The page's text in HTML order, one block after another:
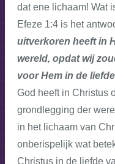
dat ene lichaam! Wat
Efeze 1:4 is het
uitverkoren heeft in
wereld, opdat wij
voor Hem in de
God heeft in Christus
grondlegging der
in het lichaam van
onberispelijk wat
Christus in de liefde